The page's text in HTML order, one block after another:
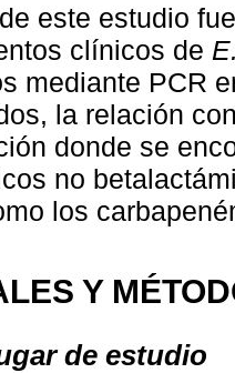
este estudio
clínicos de
mediante PCR
la relación
donde se
no
los
Y
de estudio